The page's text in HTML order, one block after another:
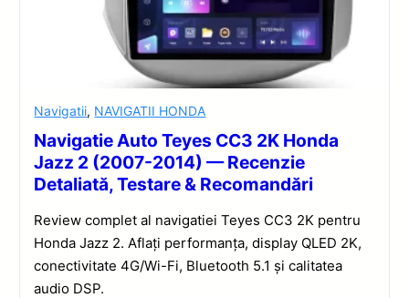
Navigatii, NAVIGATII HONDA
Navigatie Auto Teyes CC3 2K Honda
Jazz 2 (2007-2014) — Recenzie
Detaliată, Testare & Recomandări
Review complet al navigatiei Teyes CC3 2K pentru
Honda Jazz 2. Aflați performanța, display QLED 2K,
conectivitate 4G/Wi-Fi, Bluetooth 5.1 și calitatea
audio DSP.